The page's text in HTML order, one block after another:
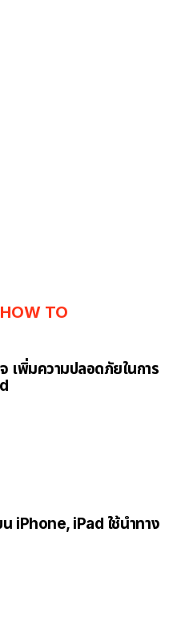
HOW TO
เพิ่มความปลอดภัยในการ
iPhone, iPad ใช้นำทาง